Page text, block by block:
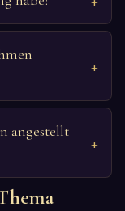
angestellt